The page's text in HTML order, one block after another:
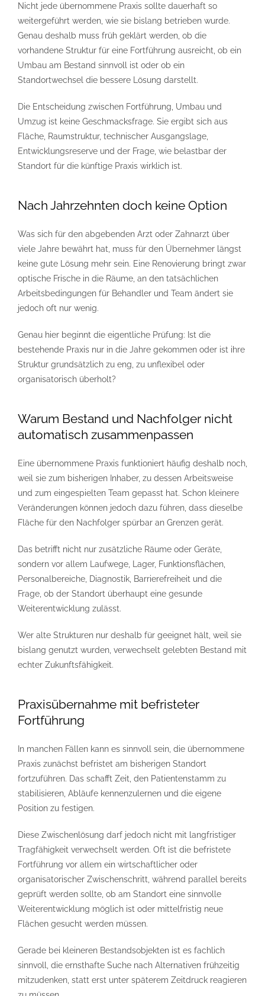
Nicht jede übernommene Praxis sollte dauerhaft so
weitergeführt werden, wie sie bislang betrieben wurde.
Genau deshalb muss früh geklärt werden, ob die
vorhandene Struktur für eine Fortführung ausreicht, ob ein
Umbau am Bestand sinnvoll ist oder ob ein
Standortwechsel die bessere Lösung darstellt.
Die Entscheidung zwischen Fortführung, Umbau und
Umzug ist keine Geschmacksfrage. Sie ergibt sich aus
Fläche, Raumstruktur, technischer Ausgangslage,
Entwicklungsreserve und der Frage, wie belastbar der
Standort für die künftige Praxis wirklich ist.
Nach Jahrzehnten doch keine Option
Was sich für den abgebenden Arzt oder Zahnarzt über
viele Jahre bewährt hat, muss für den Übernehmer längst
keine gute Lösung mehr sein. Eine Renovierung bringt zwar
optische Frische in die Räume, an den tatsächlichen
Arbeitsbedingungen für Behandler und Team ändert sie
jedoch oft nur wenig.
Genau hier beginnt die eigentliche Prüfung: Ist die
bestehende Praxis nur in die Jahre gekommen oder ist ihre
Struktur grundsätzlich zu eng, zu unflexibel oder
organisatorisch überholt?
Warum Bestand und Nachfolger nicht
automatisch zusammenpassen
Eine übernommene Praxis funktioniert häufig deshalb noch,
weil sie zum bisherigen Inhaber, zu dessen Arbeitsweise
und zum eingespielten Team gepasst hat. Schon kleinere
Veränderungen können jedoch dazu führen, dass dieselbe
Fläche für den Nachfolger spürbar an Grenzen gerät.
Das betrifft nicht nur zusätzliche Räume oder Geräte,
sondern vor allem Laufwege, Lager, Funktionsflächen,
Personalbereiche, Diagnostik, Barrierefreiheit und die
Frage, ob der Standort überhaupt eine gesunde
Weiterentwicklung zulässt.
Wer alte Strukturen nur deshalb für geeignet hält, weil sie
bislang genutzt wurden, verwechselt gelebten Bestand mit
echter Zukunftsfähigkeit.
Praxisübernahme mit befristeter
Fortführung
In manchen Fällen kann es sinnvoll sein, die übernommene
Praxis zunächst befristet am bisherigen Standort
fortzuführen. Das schafft Zeit, den Patientenstamm zu
stabilisieren, Abläufe kennenzulernen und die eigene
Position zu festigen.
Diese Zwischenlösung darf jedoch nicht mit langfristiger
Tragfähigkeit verwechselt werden. Oft ist die befristete
Fortführung vor allem ein wirtschaftlicher oder
organisatorischer Zwischenschritt, während parallel bereits
geprüft werden sollte, ob am Standort eine sinnvolle
Weiterentwicklung möglich ist oder mittelfristig neue
Flächen gesucht werden müssen.
Gerade bei kleineren Bestandsobjekten ist es fachlich
sinnvoll, die ernsthafte Suche nach Alternativen frühzeitig
mitzudenken, statt erst unter späterem Zeitdruck reagieren